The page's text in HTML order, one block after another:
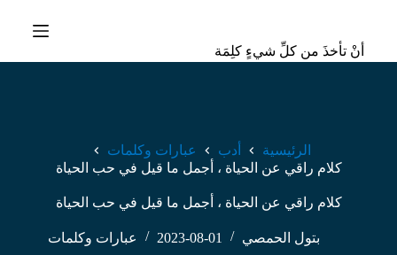
أنْ تأخذَ من كلِّ شيءٍ كلِمَة
الرئيسية أدب
عبارات وكلمات
كلام راقي عن الحياة ، أجمل ما قيل في حب الحياة
كلام راقي عن الحياة ، أجمل ما قيل في حب الحياة
بتول الحمصي 2023-08-01 عبارات وكلمات